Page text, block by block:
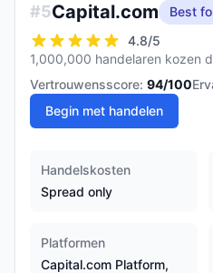
#5Capital.com
Best
4.8/5
1,000,000 handelaren kozen
Vertrouwensscore: 94/100
Begin met handelen
Handelskosten
Spread only
Platformen
Capital.com Platform,